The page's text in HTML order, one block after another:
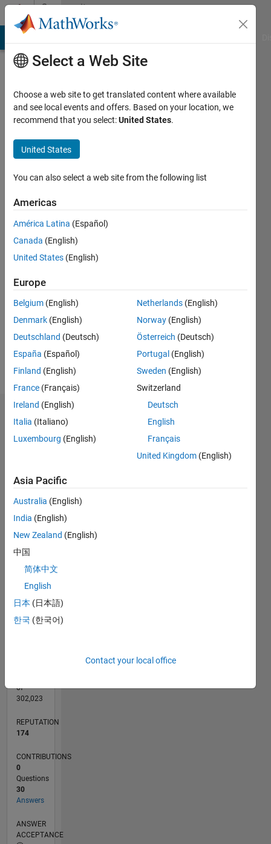
Skip to contentCommunity
Profile
Yasuda
since
2016
Following:
Follow
Statistics
F…
CONTRIBUTIONS
0
2
TIMELINE
of
302,023
REPUTATION
174
CONTRIBUTIONS
0
Questions
30
Answers
ANSWER
ACCEPTANCE
Select a Web Site
Choose a web site to get translated content where available
and see local events and offers. Based on your location, we
recommend that you select:United States.
United States
You can also select a web site from the following list
Americas
América Latina (Español)
Canada (English)
United States (English)
Europe
Belgium (English)
Denmark (English)
Deutschland (Deutsch)
España (Español)
Finland (English)
France (Français)
Ireland (English)
Italia (Italiano)
Luxembourg (English)
Netherlands (English)
Norway (English)
Österreich (Deutsch)
Portugal (English)
Sweden (English)
Switzerland
Deutsch
English
Français
United Kingdom (English)
Asia Pacific
Australia (English)
India (English)
New Zealand (English)
中国
简体中文
English
日本 (日本語)
한국 (한국어)
Contact your local office